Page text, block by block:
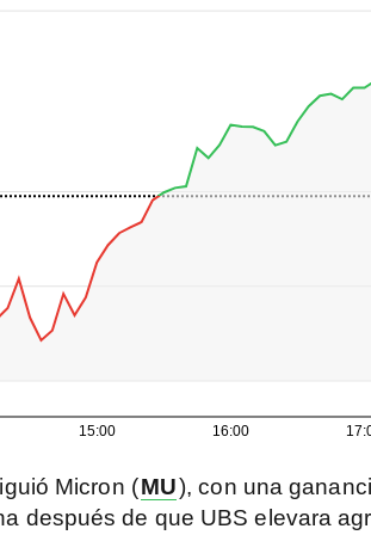
15:00 16:00
Micron (MU), con una
después de que UBS elevara